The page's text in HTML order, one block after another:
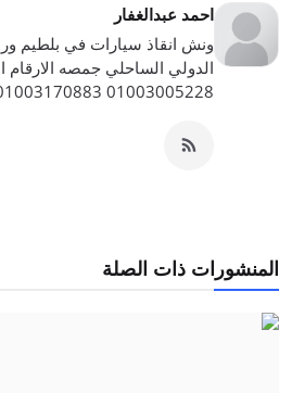
احمد عبدالغفار
ونش انقاذ سيارات في بلطيم
الدولي الساحلي جمصه الارقام
01003005228 01003170883
المنشورات ذات الصلة